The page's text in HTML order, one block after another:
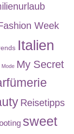
Week
Italien
Mode My Secret
Reisetipps
sweet